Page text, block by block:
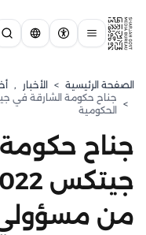
الصفحة الرئيسية > الأخبار ,
>
الحكومية
جناح
من